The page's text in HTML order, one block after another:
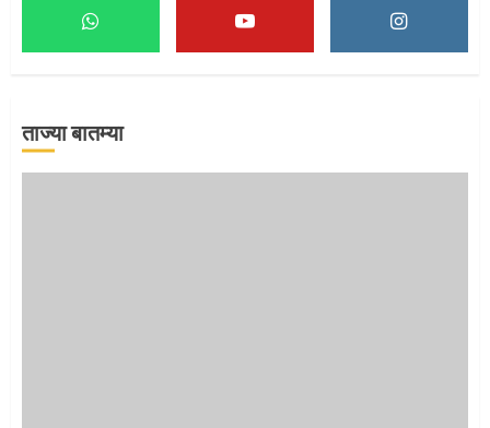
माऊलींच्या पादुकांना नीरा स्नान
ताज्या बातम्या